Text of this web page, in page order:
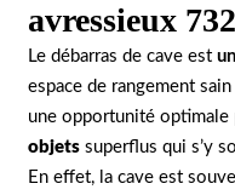
avressieux
Le débarras de cave est
espace de rangement
une opportunité optimale
objets superflus qui s’y
En effet, la cave est